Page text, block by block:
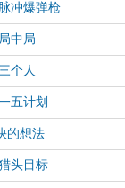
冲爆弹枪
中局
个人
五计划
的想法
头目标